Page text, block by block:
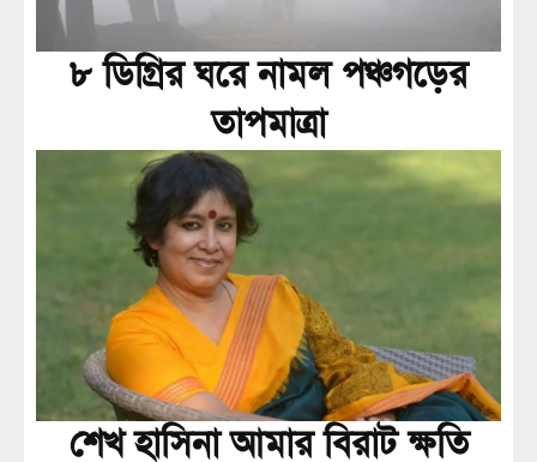
৮ ডিগ্রির ঘরে নামল পঞ্চগড়ের
তাপমাত্রা
শেখ হাসিনা আমার বিরাট ক্ষতি